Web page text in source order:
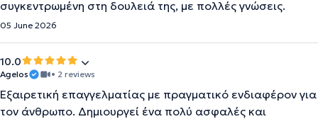
συγκεντρωμένη στη δουλειά της, με πολλές γνώσεις.
05 June 2026
10.0
Agelos • 2 reviews
Εξαιρετική επαγγελματίας με πραγματικό ενδιαφέρον για
τον άνθρωπο. Δημιουργεί ένα πολύ ασφαλές και